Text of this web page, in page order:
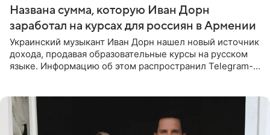
Названа сумма, которую Иван Дорн
заработал на курсах для россиян в Армении
Украинский музыкант Иван Дорн нашел новый источник
дохода, продавая образовательные курсы на русском
языке. Информацию об этом распространил Telegram-